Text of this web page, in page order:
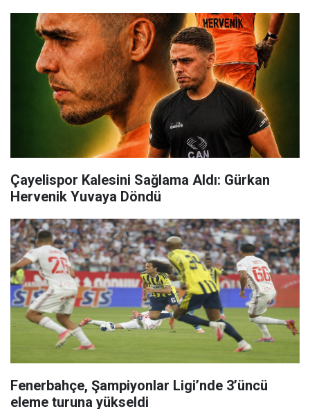
Çayelispor Kalesini Sağlama Aldı: Gürkan
Hervenik Yuvaya Döndü
Fenerbahçe, Şampiyonlar Ligi’nde 3’üncü
eleme turuna yükseldi